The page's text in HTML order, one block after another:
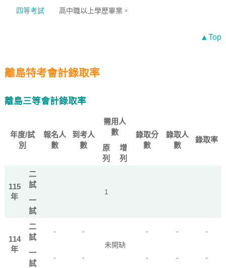
四等考試
高中職以上學歷畢業。
▲Top
離島特考會計錄取率
離島三等會計錄取率
年度/試
別
報名人
數
到考人
數
需用人
數
錄取分
數
錄取人
數
錄取率
原
列
增
列
115
年
二
試
1
一
試
114
年
二
試
-
-
未開缺
- - -
一
試
- - - - -